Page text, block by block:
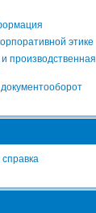
этике
производственная